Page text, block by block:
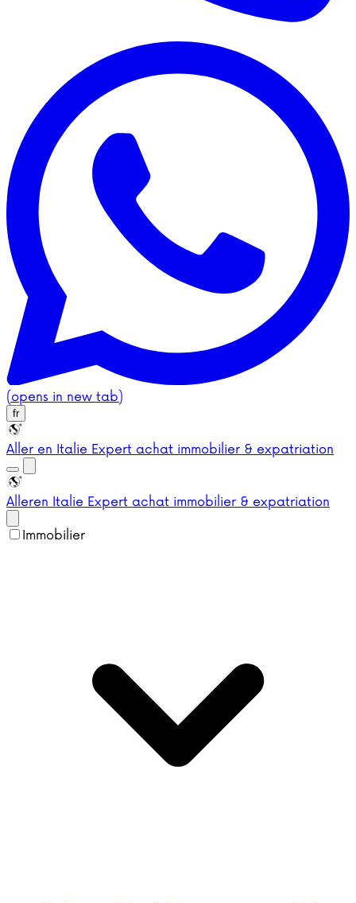
(opens in new tab)
fr
Aller en Italie Expert achat immobilier & expatriation
Alleren Italie Expert achat immobilier & expatriation
Immobilier